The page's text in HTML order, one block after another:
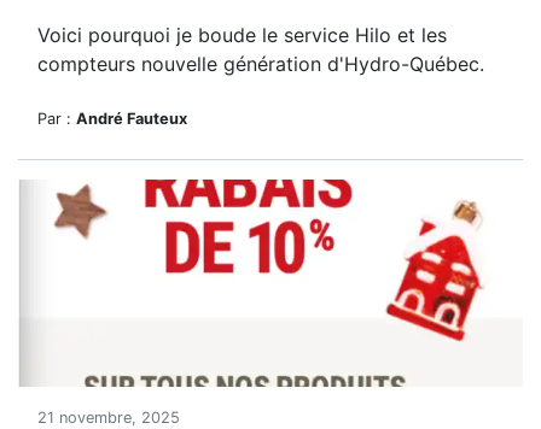
Voici pourquoi je boude le service Hilo et les
compteurs nouvelle génération d'Hydro-Québec.
Par : André Fauteux
21 novembre, 2025